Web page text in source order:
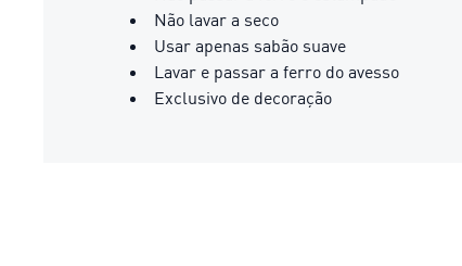
Não lavar a seco
Usar apenas sabão suave
Lavar e passar a ferro do avesso
Exclusivo de decoração